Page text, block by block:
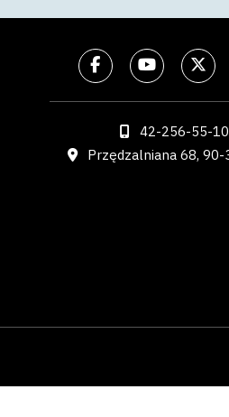
42-256-55-10
Przędzalniana 68, 90-